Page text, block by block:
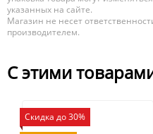
указанных на сайте.
Магазин не несет
производителем.
С этими
Скидка до 30%